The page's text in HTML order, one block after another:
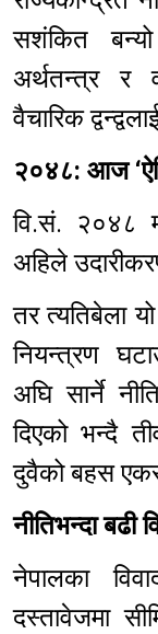
सशंकित
अर्थतन्त्र र
वैचारिक
२०४८: आज
वि.सं. २०४८
अहिले
तर त्यतिबेला
नियन्त्रण
अघि सार्ने
दिएको भन्दै
दुवैको बहस
नीतिभन्दा बढी
नेपालका
दस्तावेजमा